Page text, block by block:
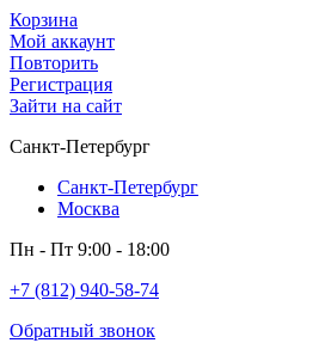
Корзина
Мой аккаунт
Повторить
Регистрация
Зайти на сайт
Санкт-Петербург
Санкт-Петербург
Москва
Пн - Пт 9:00 - 18:00
+7 (812) 940-58-74
Обратный звонок